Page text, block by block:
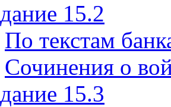
15.2
По текстам
Сочинения о
15.3